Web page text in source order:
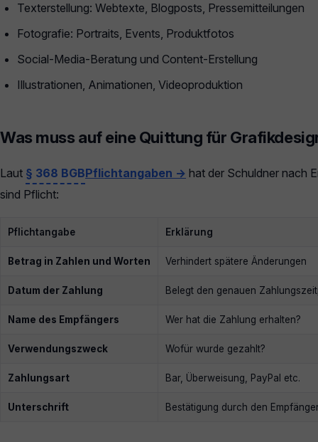
Texterstellung: Webtexte, Blogposts, Pressemitteilungen
Fotografie: Portraits, Events, Produktfotos
Social-Media-Beratung und Content-Erstellung
Illustrationen, Animationen, Videoproduktion
Was muss auf eine Quittung für
Laut § 368 BGBPflichtangaben → hat der Schuldner nach
sind Pflicht:
Pflichtangabe Erklärung
Betrag in Zahlen und Worten Verhindert spätere Änderungen
Datum der Zahlung Belegt den genauen
Name des Empfängers Wer hat die Zahlung erhalten?
Verwendungszweck Wofür wurde gezahlt?
Zahlungsart Bar, Überweisung, PayPal etc.
Unterschrift Bestätigung durch den